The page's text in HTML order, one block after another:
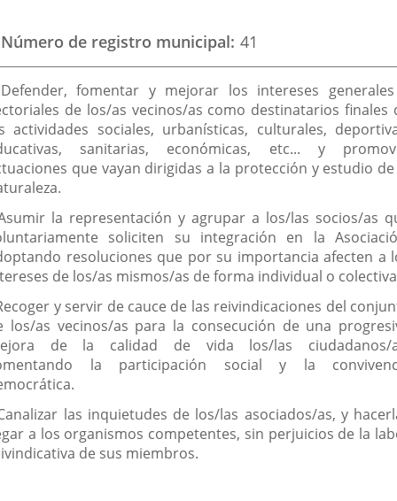
Número de registro municipal 41
fomentar y mejorar los intereses
de los/as vecinos/as como destinatarios finales
actividades sociales, urbanísticas, culturales,
sanitarias, económicas, etc... y
que vayan dirigidas a la protección y estudio
la representación y agrupar a los/las socios/as
soliciten su integración en la
resoluciones que por su importancia afecten a
de los/as mismos/as de forma individual o
y servir de cauce de las reivindicaciones del
los/as vecinos/as para la consecución de una
de la calidad de vida los/las ciudadanos/
la participación social y la
las inquietudes de los/las asociados/as, y
a los organismos competentes, sin perjuicios de la
de sus miembros.